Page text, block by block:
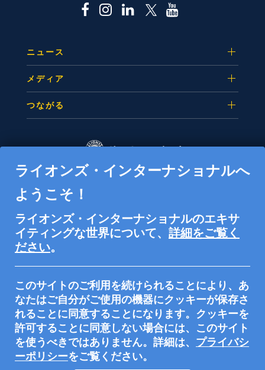
ニュース
メディア
つながる
300 W. 22nd Street
Oak Brook, IL 60523-8842 USA
+1 (630) 571-5466
lionsclubs.org上で受け付けるすべての寄付は、米国内
国歳入法501(c)(3)が規定する非課税の公共慈善団体で
あるライオンズクラブ国際財団（LCIF）を支援するも
のです。 ライオンズクラブ国際協会（LCI）は、米国
内国歳入法501(c)(4)が規定する非課税の社会福祉団体
であり、慈善寄付の受領または要請を行うことはでき
ライオンズ・インターナショナルへ
ようこそ！
ライオンズ・インターナショナルのエキサ
イティングな世界について、 詳細をご覧く
ださい。
このサイトのご利用を続けられることにより、あ
なたはご自分がご使用の機器にクッキーが保存さ
れることに同意することになります。クッキーを
許可することに同意しない場合には、このサイト
を使うべきではありません。詳細は、 プライバシ
ーポリシーをご覧ください。